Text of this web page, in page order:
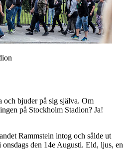
och bjuder på sig själva. Om
på Stockholm Stadion? Ja!
Rammstein intog och sålde ut
den 14e Augusti. Eld, ljus, en